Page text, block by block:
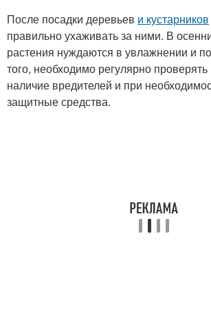
После посадки деревьев и кустарников
правильно ухаживать за ними. В
растения нуждаются в увлажнении и
того, необходимо регулярно
наличие вредителей и при
защитные средства.